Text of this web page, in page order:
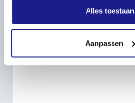
Alles toestaan
Aanpassen